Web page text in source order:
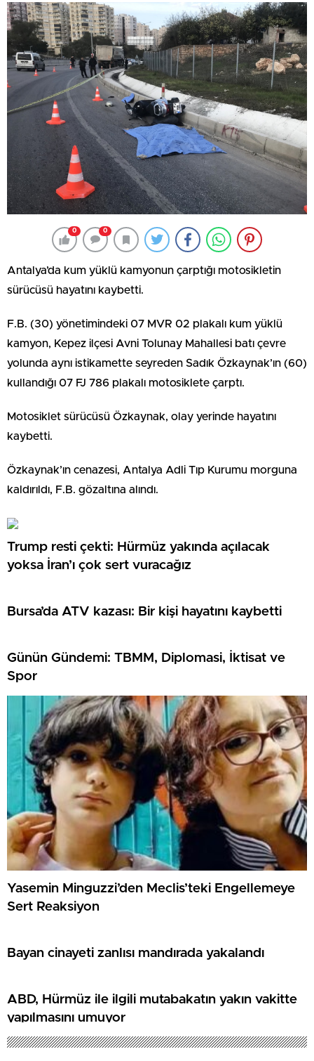
0 0
Antalya’da kum yüklü kamyonun çarptığı motosikletin
sürücüsü hayatını kaybetti.
F.B. (30) yönetimindeki 07 MVR 02 plakalı kum yüklü
kamyon, Kepez ilçesi Avni Tolunay Mahallesi batı çevre
yolunda aynı istikamette seyreden Sadık Özkaynak’ın (60)
kullandığı 07 FJ 786 plakalı motosiklete çarptı.
Motosiklet sürücüsü Özkaynak, olay yerinde hayatını
kaybetti.
Özkaynak’ın cenazesi, Antalya Adli Tıp Kurumu morguna
kaldırıldı, F.B. gözaltına alındı.
Trump resti çekti: Hürmüz yakında açılacak
yoksa İran’ı çok sert vuracağız
Bursa’da ATV kazası: Bir kişi hayatını kaybetti
Günün Gündemi: TBMM, Diplomasi, İktisat ve
Spor
Yasemin Minguzzi’den Meclis’teki Engellemeye
Sert Reaksiyon
Bayan cinayeti zanlısı mandırada yakalandı
ABD, Hürmüz ile ilgili mutabakatın yakın vakitte
yapılmasını umuyor